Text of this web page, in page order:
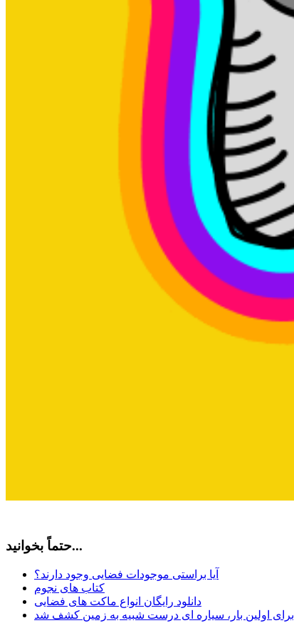
حتماً بخوانید...
آیا براستی موجودات فضایی وجود دارند؟
کتاب های نجوم
دانلود رایگان انواع ماکت های فضایی
برای اولین بار، سیاره ای درست شبیه به زمین کشف شد